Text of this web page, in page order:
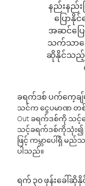
နည်းနည်း
ပြော
အဆင်ပြ
သက်သာသေ
ဆိုနိုင်သည့်
ခရက်ဒစ် ပက်ကေ့ချ်မ
သင်က ငွေပမာဏ တ
Out ခရက်ဒစ်ကို သ
သင့်ခရက်ဒစ်ကိုသုံး၍
ဖြင့် ကမ္ဘာပေါ်ရှိ မ
ပါသည်။
ရက် ၃၀ ဖုန်းခေါ်ဆို